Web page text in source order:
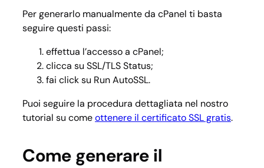
Per generarlo manualmente da cPanel ti basta
seguire questi passi:
effettua l’accesso a cPanel;
clicca su SSL/TLS Status;
fai click su Run AutoSSL.
Puoi seguire la procedura dettagliata nel nostro
tutorial su comeottenere il certificato SSL gratis.
Come generare il